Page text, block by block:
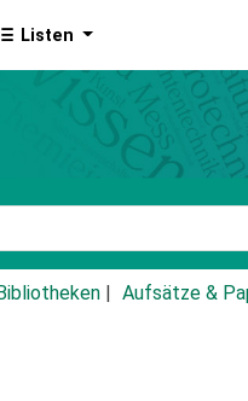
Listen
Bibliotheken Aufsätze &